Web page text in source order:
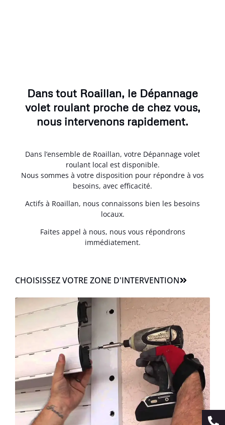
Dans tout Roaillan, le Dépannage
volet roulant proche de chez vous,
nous intervenons rapidement.
Dans l’ensemble de Roaillan, votre Dépannage volet
roulant local est disponible.
Nous sommes à votre disposition pour répondre à vos
besoins, avec efficacité.
Actifs à Roaillan, nous connaissons bien les besoins
locaux.
Faites appel à nous, nous vous répondrons
immédiatement.
CHOISISSEZ VOTRE ZONE D'INTERVENTION